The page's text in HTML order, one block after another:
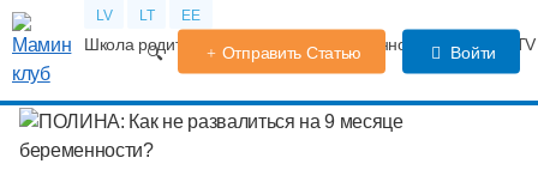
LV LT EE
Школа родителей Календарь беременности Форум
Отправить Статью Войти